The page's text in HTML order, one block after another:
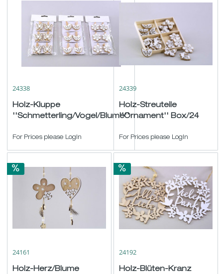
24338
Holz-Kluppe
''Schmetterling/Vogel/Blume''
For Prices please LogIn
24339
Holz-Streuteile
''Ornament'' Box/24
For Prices please LogIn
24161
Holz-Herz/Blume
24192
Holz-Blüten-Kranz